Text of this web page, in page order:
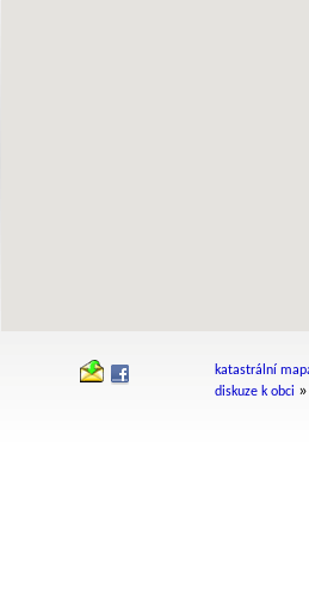
katastrální
diskuze k obci »